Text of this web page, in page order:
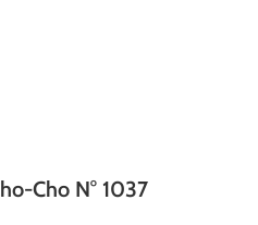
Cho N° 1037